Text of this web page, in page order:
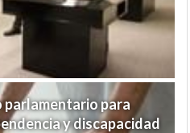
parlamentario para
y discapacidad